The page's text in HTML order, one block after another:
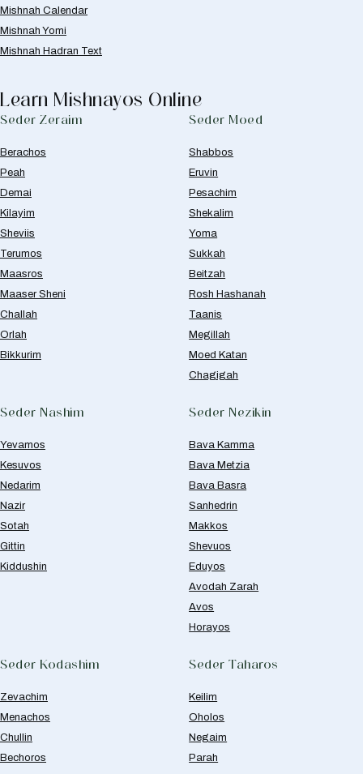
Mishnah Calendar
Mishnah Yomi
Mishnah Hadran Text
Learn Mishnayos Online
Seder Zeraim
Berachos
Peah
Demai
Kilayim
Sheviis
Terumos
Maasros
Maaser Sheni
Challah
Orlah
Bikkurim
Seder Moed
Shabbos
Eruvin
Pesachim
Shekalim
Yoma
Sukkah
Beitzah
Rosh Hashanah
Taanis
Megillah
Moed Katan
Chagigah
Seder Nashim
Yevamos
Kesuvos
Nedarim
Nazir
Sotah
Gittin
Kiddushin
Seder Nezikin
Bava Kamma
Bava Metzia
Bava Basra
Sanhedrin
Makkos
Shevuos
Eduyos
Avodah Zarah
Avos
Horayos
Seder Kodashim
Zevachim
Menachos
Chullin
Bechoros
Seder Taharos
Keilim
Oholos
Negaim
Parah